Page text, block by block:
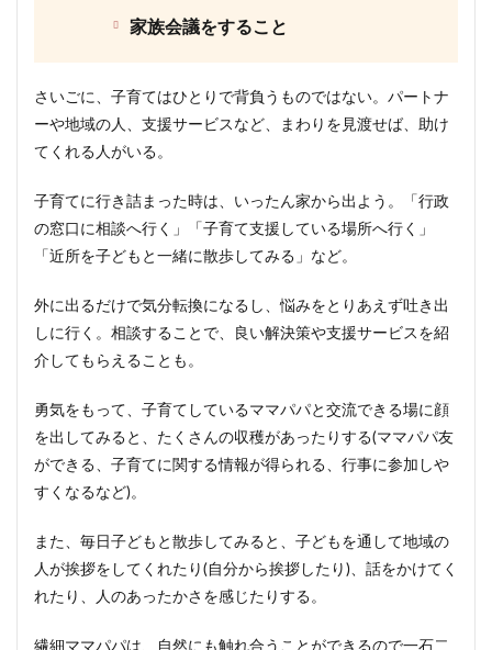
家族会議をすること
さいごに、子育てはひとりで背負うものではない。パートナ
ーや地域の人、支援サービスなど、まわりを見渡せば、助け
てくれる人がいる。
子育てに行き詰まった時は、いったん家から出よう。「行政
の窓口に相談へ行く」「子育て支援している場所へ行く」
「近所を子どもと一緒に散歩してみる」など。
外に出るだけで気分転換になるし、悩みをとりあえず吐き出
しに行く。相談することで、良い解決策や支援サービスを紹
介してもらえることも。
勇気をもって、子育てしているママパパと交流できる場に顔
を出してみると、たくさんの収穫があったりする(ママパパ友
ができる、子育てに関する情報が得られる、行事に参加しや
すくなるなど)。
また、毎日子どもと散歩してみると、子どもを通して地域の
人が挨拶をしてくれたり(自分から挨拶したり)、話をかけてく
れたり、人のあったかさを感じたりする。
繊細ママパパは、自然にも触れ合うことができるので一石二